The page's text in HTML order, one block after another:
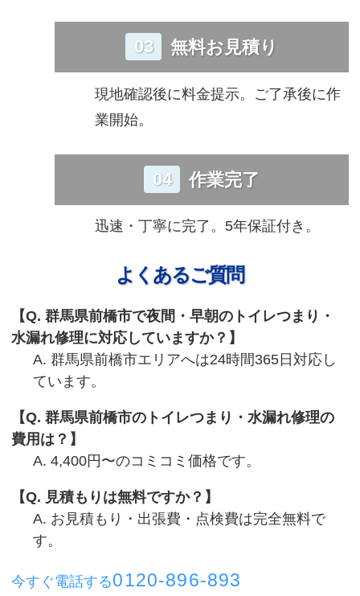
03 無料お見積り
現地確認後に料金提示。ご了承後に作
業開始。
04 作業完了
迅速・丁寧に完了。5年保証付き。
よくあるご質問
Q. 群馬県前橋市で夜間・早朝のトイレつまり・
水漏れ修理に対応していますか？
A. 群馬県前橋市エリアへは24時間365日対応し
ています。
Q. 群馬県前橋市のトイレつまり・水漏れ修理の
費用は？
A. 4,400円〜のコミコミ価格です。
Q. 見積もりは無料ですか？
A. お見積もり・出張費・点検費は完全無料で
す。
今すぐ電話する0120-896-893